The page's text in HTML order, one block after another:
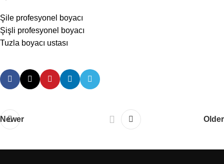
Şile profesyonel boyacı
Şişli profesyonel boyacı
Tuzla boyacı ustası
Newer Older